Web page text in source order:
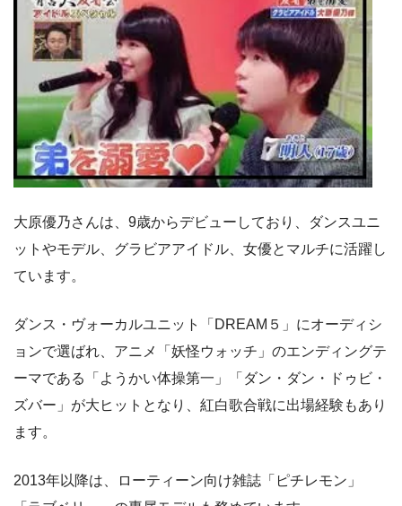
大原優乃さんは、9歳からデビューしており、ダンスユニ
ットやモデル、グラビアアイドル、女優とマルチに活躍し
ています。
ダンス・ヴォーカルユニット「DREAM５」にオーディシ
ョンで選ばれ、アニメ「妖怪ウォッチ」のエンディングテ
ーマである「ようかい体操第一」「ダン・ダン・ドゥビ・
ズバー」が大ヒットとなり、紅白歌合戦に出場経験もあり
ます。
2013年以降は、ローティーン向け雑誌「ピチレモン」